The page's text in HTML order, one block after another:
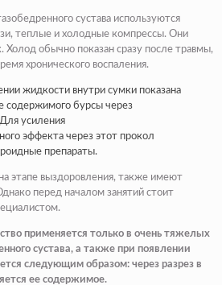
сустава используются
теплые и холодные компрессы. Они
Холод обычно показан сразу после травмы,
хронического воспаления.
жидкости внутри сумки показана
содержимого бурсы через
усиления
эффекта через этот прокол
препараты.
этапе выздоровления, также имеют
перед началом занятий стоит
применяется только в очень тяжелых
сустава, а также при появлении
следующим образом: через разрез в
ее содержимое.